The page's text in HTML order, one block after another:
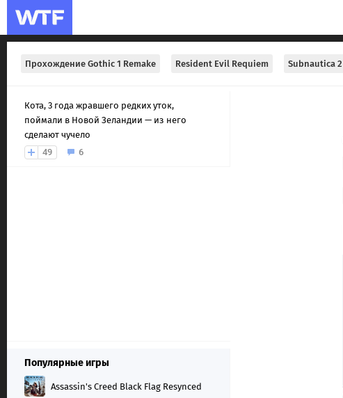
Прохождение Gothic 1 Remake Resident Evil Requiem Subnautica 2
Кота, 3 года жравшего редких уток,
поймали в Новой Зеландии — из него
сделают чучело
49
6
Популярные игры
Assassin's Creed Black Flag Resynced